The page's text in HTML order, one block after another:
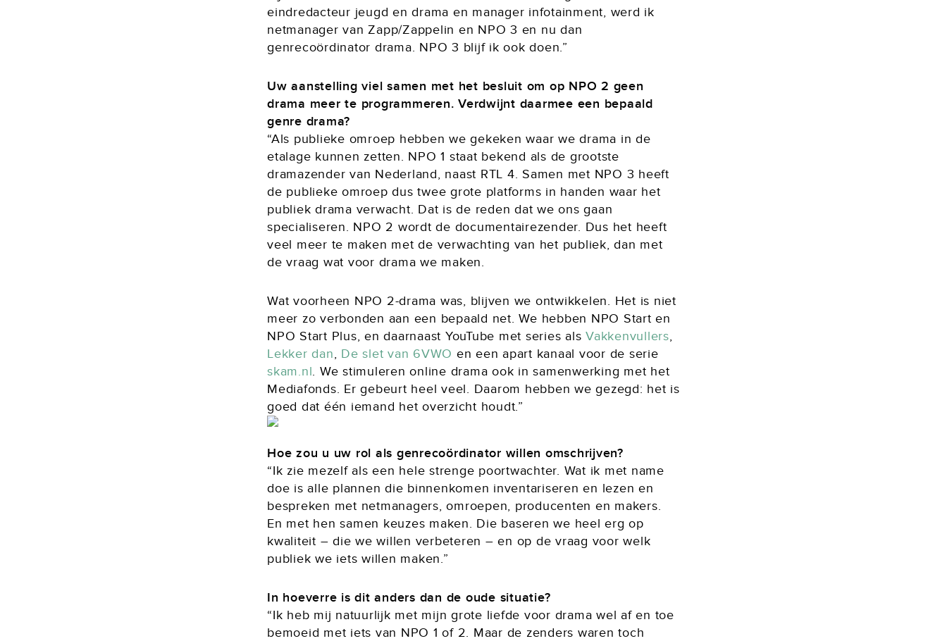
eindredacteur jeugd en drama en manager infotainment, werd ik
netmanager van Zapp/Zappelin en NPO 3 en nu dan
genrecoördinator drama. NPO 3 blijf ik ook doen.”
Uw aanstelling viel samen met het besluit om op NPO 2 geen
drama meer te programmeren. Verdwijnt daarmee een bepaald
genre drama?
“Als publieke omroep hebben we gekeken waar we drama in de
etalage kunnen zetten. NPO 1 staat bekend als de grootste
dramazender van Nederland, naast RTL 4. Samen met NPO 3 heeft
de publieke omroep dus twee grote platforms in handen waar het
publiek drama verwacht. Dat is de reden dat we ons gaan
specialiseren. NPO 2 wordt de documentairezender. Dus het heeft
veel meer te maken met de verwachting van het publiek, dan met
de vraag wat voor drama we maken.
Wat voorheen NPO 2-drama was, blijven we ontwikkelen. Het is niet
meer zo verbonden aan een bepaald net. We hebben NPO Start en
NPO Start Plus, en daarnaast YouTube met series alsVakkenvullers,
Lekker dan, De slet van 6VWO en een apart kanaal voor de serie
skam.nl. We stimuleren online drama ook in samenwerking met het
Mediafonds. Er gebeurt heel veel. Daarom hebben we gezegd: het is
goed dat één iemand het overzicht houdt.”
Hoe zou u uw rol als genrecoördinator willen omschrijven?
“Ik zie mezelf als een hele strenge poortwachter. Wat ik met name
doe is alle plannen die binnenkomen inventariseren en lezen en
bespreken met netmanagers, omroepen, producenten en makers.
En met hen samen keuzes maken. Die baseren we heel erg op
kwaliteit – die we willen verbeteren – en op de vraag voor welk
publiek we iets willen maken.”
In hoeverre is dit anders dan de oude situatie?
“Ik heb mij natuurlijk met mijn grote liefde voor drama wel af en toe
bemoeid met iets van NPO 1 of 2. Maar de zenders waren toch